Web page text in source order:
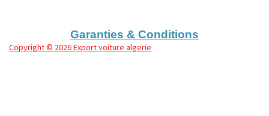
Garanties & Conditions
Copyright© 2026 Export voiture algerie